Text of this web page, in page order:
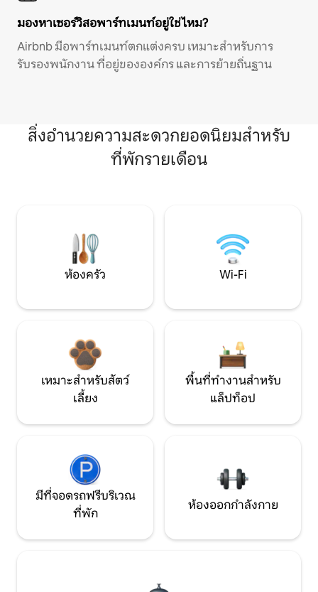
มองหาเซอร์วิสอพาร์ทเมนท์อยู่ใช่ไหม?
Airbnb มีอพาร์ทเมนท์ตกแต่งครบ เหมาะสำหรับการ
รับรองพนักงาน ที่อยู่ขององค์กร และการย้ายถิ่นฐาน
สิ่งอำนวยความสะดวกยอดนิยมสำหรับ
ที่พักรายเดือน
ห้องครัว Wi-Fi
เหมาะสำหรับสัตว์
เลี้ยง
พื้นที่ทำงานสำหรับ
แล็ปท็อป
มีที่จอดรถฟรีบริเวณ
ที่พัก
ห้องออกกำลังกาย